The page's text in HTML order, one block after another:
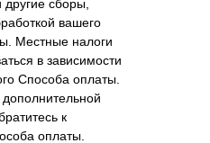
другие сборы,
вашего
Местные налоги
в зависимости
Способа оплаты.
к
оплаты.